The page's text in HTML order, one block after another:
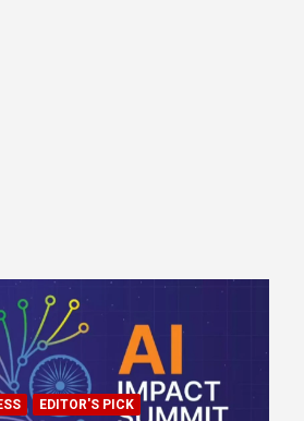
EDITOR'S PICK